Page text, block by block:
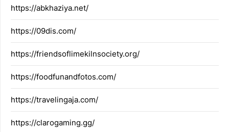
https://abkhaziya.net/
https://09dis.com/
https://friendsoflimekilnsociety.org/
https://foodfunandfotos.com/
https://travelingaja.com/
https://clarogaming.gg/